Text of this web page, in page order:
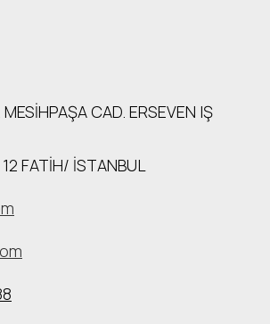
CAD. ERSEVEN IŞ
FATİH/ İSTANBUL